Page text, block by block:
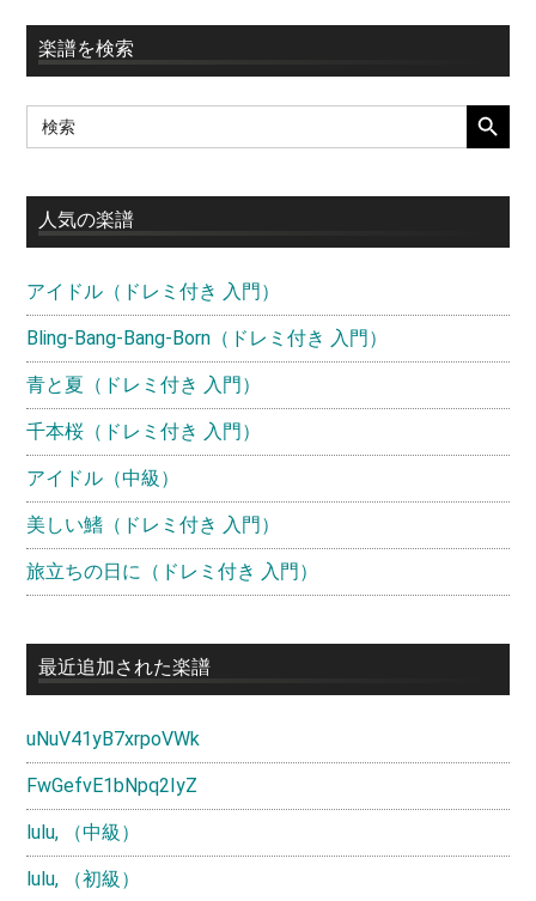
最
初
の
イ
ド
バ
ー
楽譜を検索
Search
for:
SEARCH
人気の楽譜
アイドル（ドレミ付き 入門）
Bling-Bang-Bang-Born（ドレミ付き 入門）
青と夏（ドレミ付き 入門）
千本桜（ドレミ付き 入門）
アイドル（中級）
美しい鰭（ドレミ付き 入門）
旅立ちの日に（ドレミ付き 入門）
最近追加された楽譜
uNuV41yB7xrpoVWk
FwGefvE1bNpq2IyZ
lulu, （中級）
lulu, （初級）